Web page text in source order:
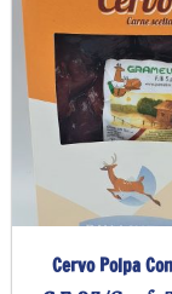
Cervo Polpa